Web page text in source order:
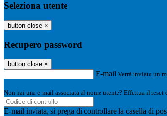
Seleziona utente
button close ×
Recupero password
button close ×
E-mail Verrà inviato un
Non hai una e-mail associata al nome utente? Effettua il reset
E-mail inviata, si prega di controllare la casella di